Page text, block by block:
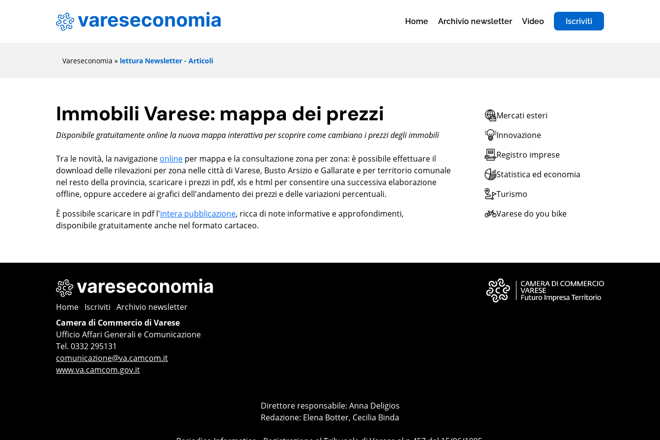
Home Archivio newsletter Video Iscriviti
Vareseconomia » lettura Newsletter - Articoli
Immobili Varese: mappa dei prezzi
Disponibile gratuitamente online la nuova mappa interattiva per scoprire come cambiano i prezzi degli immobili
Tra le novità, la navigazione online per mappa e la consultazione zona per zona: è possibile effettuare il
download delle rilevazioni per zona nelle città di Varese, Busto Arsizio e Gallarate e per territorio comunale
nel resto della provincia, scaricare i prezzi in pdf, xls e html per consentire una successiva elaborazione
offline, oppure accedere ai grafici dell'andamento dei prezzi e delle variazioni percentuali.
È possibile scaricare in pdf l'intera pubblicazione, ricca di note informative e approfondimenti,
disponibile gratuitamente anche nel formato cartaceo.
Mercati esteri
Innovazione
Registro imprese
Statistica ed economia
Turismo
Varese do you bike
Home Iscriviti Archivio newsletter
Camera di Commercio di Varese
Ufficio Affari Generali e Comunicazione
Tel. 0332 295131
comunicazione@va.camcom.it
www.va.camcom.gov.it
Direttore responsabile: Anna Deligios
Redazione: Elena Botter, Cecilia Binda